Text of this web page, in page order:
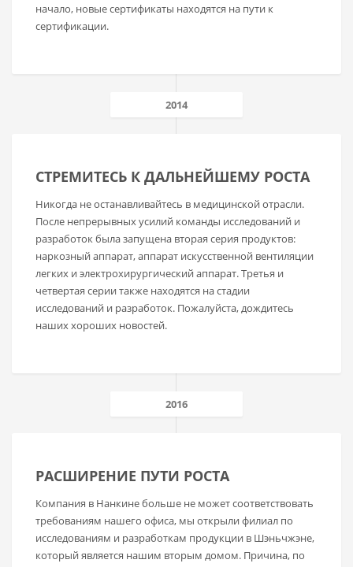
начало, новые сертификаты находятся на пути к
сертификации.
2014
СТРЕМИТЕСЬ К ДАЛЬНЕЙШЕМУ РОСТА
Никогда не останавливайтесь в медицинской отрасли.
После непрерывных усилий команды исследований и
разработок была запущена вторая серия продуктов:
наркозный аппарат, аппарат искусственной вентиляции
легких и электрохирургический аппарат. Третья и
четвертая серии также находятся на стадии
исследований и разработок. Пожалуйста, дождитесь
наших хороших новостей.
2016
РАСШИРЕНИЕ ПУТИ РОСТА
Компания в Нанкине больше не может соответствовать
требованиям нашего офиса, мы открыли филиал по
исследованиям и разработкам продукции в Шэньчжэне,
который является нашим вторым домом. Причина, по